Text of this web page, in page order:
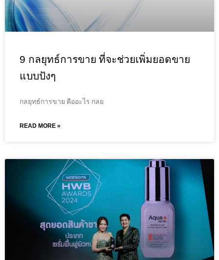
9 กลยุทธ์การขาย ที่จะช่วยเพิ่มยอดขาย
แบบปังๆ
กลยุทธ์การขาย คืออะไร กลย
READ MORE »